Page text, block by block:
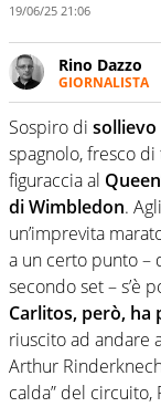
19/06/25 21:06
Rino Dazzo
GIORNALISTA
Se mai ci
una nicchia
una svista
curve
Sospiro di sollievo
spagnolo, fresco
figuraccia al
di Wimbledon.
un’imprevita
a un certo punto –
secondo set – s’è
Carlitos, però, ha
riuscito ad andare
Arthur
calda” del circuito,